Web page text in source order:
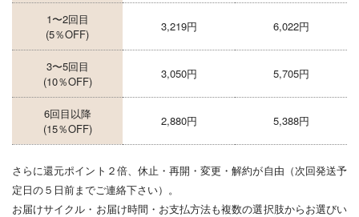
1〜2回目
(5％OFF)
3,219円 6,022円
3〜5回目
(10％OFF)
3,050円 5,705円
6回目以降
(15％OFF)
2,880円 5,388円
さらに還元ポイント２倍、休止・再開・変更・解約が自由（次回発送予
定日の５日前までご連絡下さい）。
お届けサイクル・お届け時間・お支払方法も複数の選択肢からお選びい